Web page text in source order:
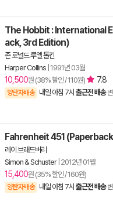
The Hobbit : International
ack, 3rd Edition)
존 로널드 루엘 톨킨
Harper Collins 1991년 03월
10,500원 (38% 할인 / 110원) 7.8
양탄자배송 내일 아침 7시 출근전 배송
Fahrenheit 451
레이 브래드버리
Simon & Schuster| 2012년 01월
15,400원 (35% 할인 / 160원)
양탄자배송 내일 아침 7시 출근전 배송